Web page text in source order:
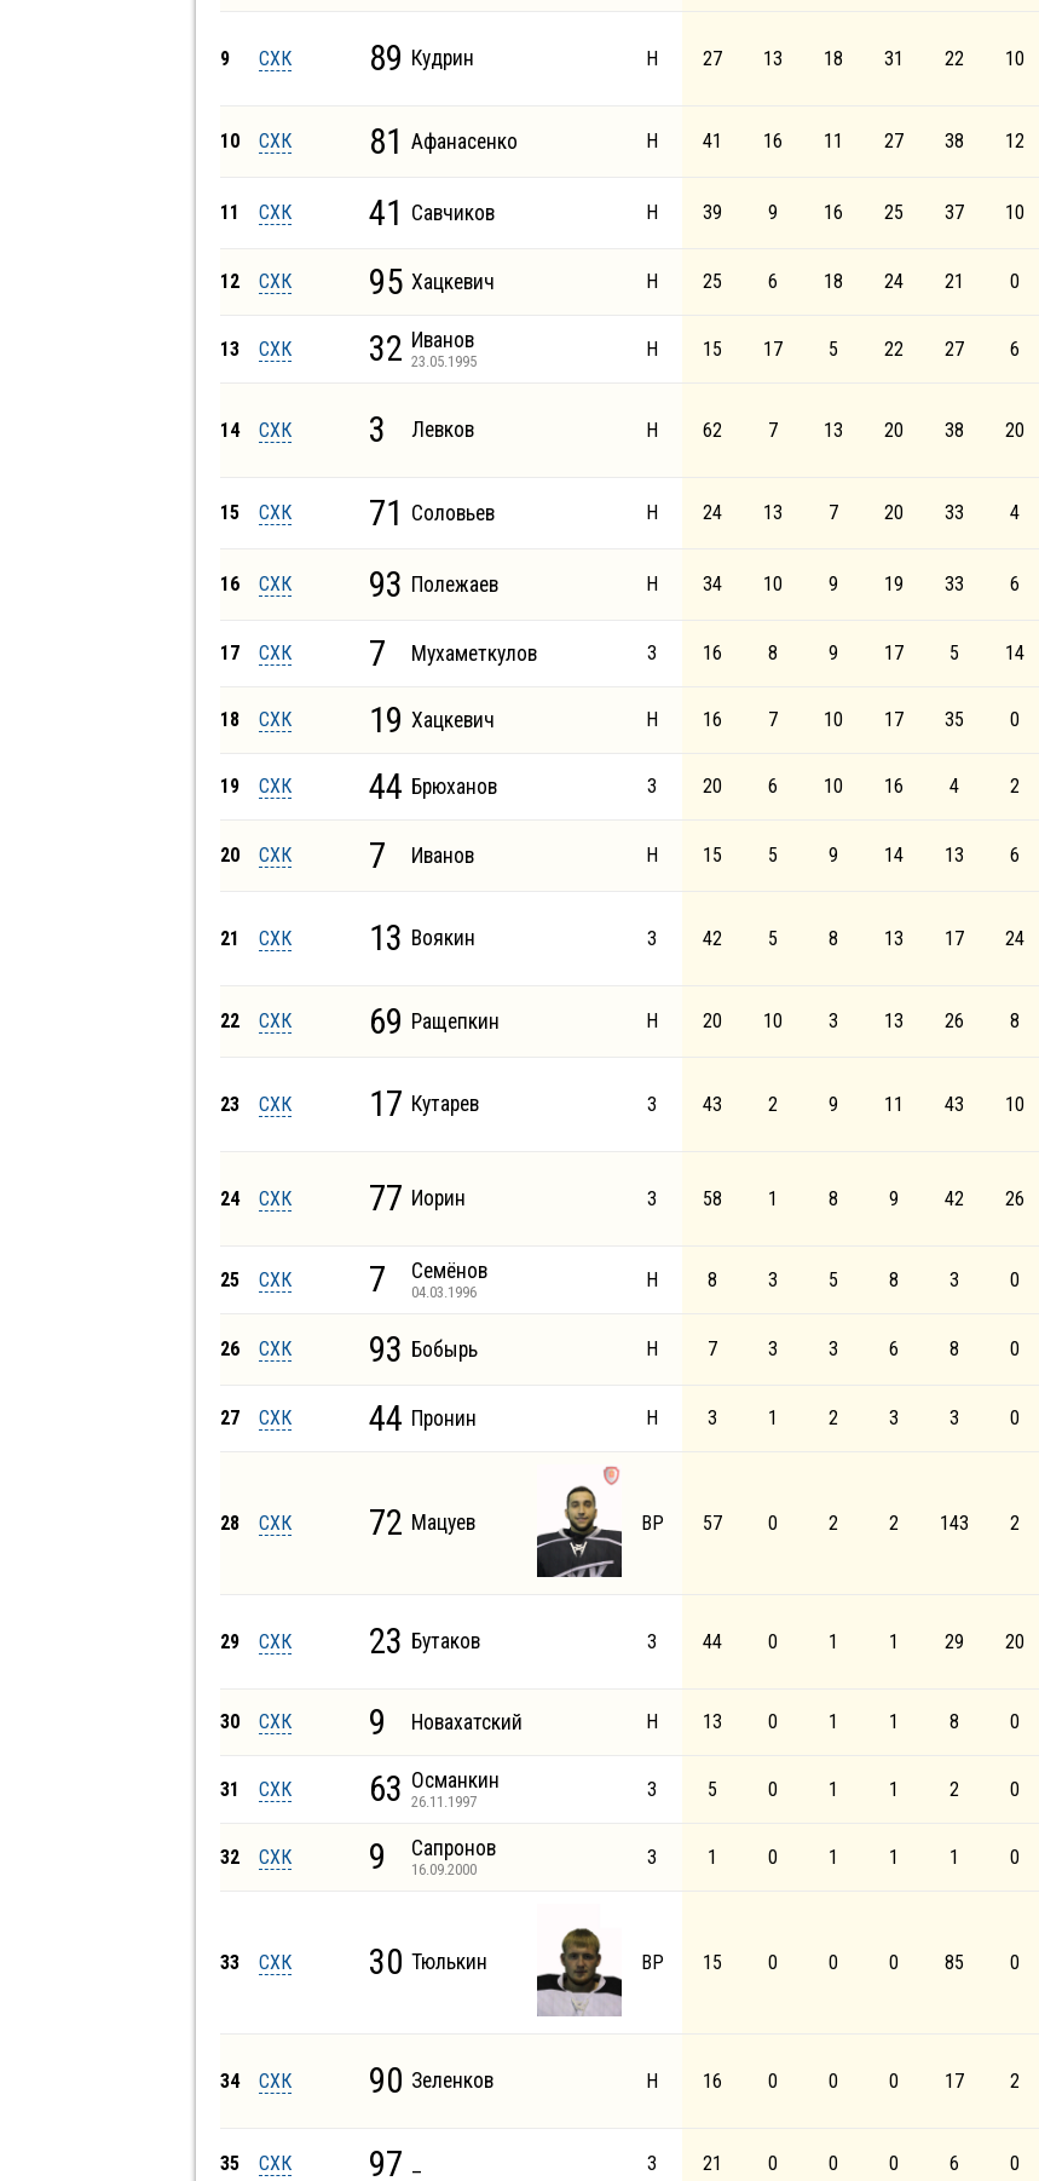
9 СХК 89 Кудрин Н 27 13 18 31 22 10
10 СХК 81 Афанасенко Н 41 16 11 27 38 12
11 СХК 41 Савчиков Н 39 9 16 25 37 10
12 СХК 95 Хацкевич Н 25 6 18 24 21 0
13 СХК 32 Иванов
23.05.1995
Н 15 17 5 22 27 6
14 СХК 3 Левков Н 62 7 13 20 38 20
15 СХК 71 Соловьев Н 24 13 7 20 33 4
16 СХК 93 Полежаев Н 34 10 9 19 33 6
17 СХК 7 Мухаметкулов З 16 8 9 17 5 14
18 СХК 19 Хацкевич Н 16 7 10 17 35 0
19 СХК 44 Брюханов З 20 6 10 16 4 2
20 СХК 7 Иванов Н 15 5 9 14 13 6
21 СХК 13 Воякин З 42 5 8 13 17 24
22 СХК 69 Ращепкин Н 20 10 3 13 26 8
23 СХК 17 Кутарев З 43 2 9 11 43 10
24 СХК 77 Иорин З 58 1 8 9 42 26
25 СХК 7 Семёнов
04.03.1996
Н 8 3 5 8 3 0
26 СХК 93 Бобырь Н 7 3 3 6 8 0
27 СХК 44 Пронин Н 3 1 2 3 3 0
28 СХК 72 Мацуев ВР 57 0 2 2 143 2
29 СХК 23 Бутаков З 44 0 1 1 29 20
30 СХК 9 Новахатский Н 13 0 1 1 8 0
31 СХК 63 Османкин
26.11.1997
З 5 0 1 1 2 0
32 СХК 9 Сапронов
16.09.2000
З 1 0 1 1 1 0
33 СХК 30 Тюлькин ВР 15 0 0 0 85 0
34 СХК 90 Зеленков Н 16 0 0 0 17 2
35 СХК 97 _ З 21 0 0 0 6 0